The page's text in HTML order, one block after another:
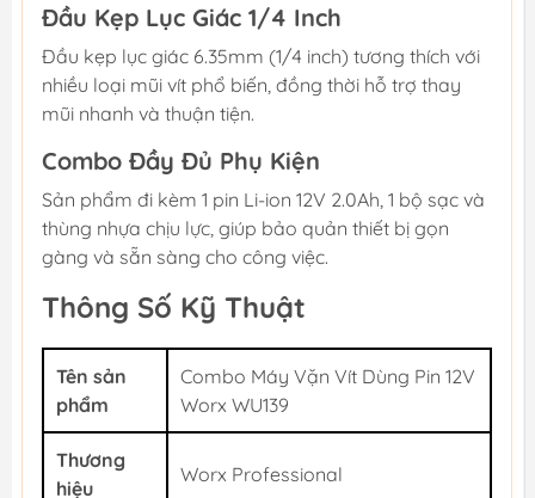
Đầu Kẹp Lục Giác 1/4 Inch
Đầu kẹp lục giác 6.35mm (1/4 inch) tương thích với
nhiều loại mũi vít phổ biến, đồng thời hỗ trợ thay
mũi nhanh và thuận tiện.
Combo Đầy Đủ Phụ Kiện
Sản phẩm đi kèm 1 pin Li-ion 12V 2.0Ah, 1 bộ sạc và
thùng nhựa chịu lực, giúp bảo quản thiết bị gọn
gàng và sẵn sàng cho công việc.
Thông Số Kỹ Thuật
Tên sản
phẩm
Combo Máy Vặn Vít Dùng Pin 12V
Worx WU139
Thương
hiệu
Worx Professional